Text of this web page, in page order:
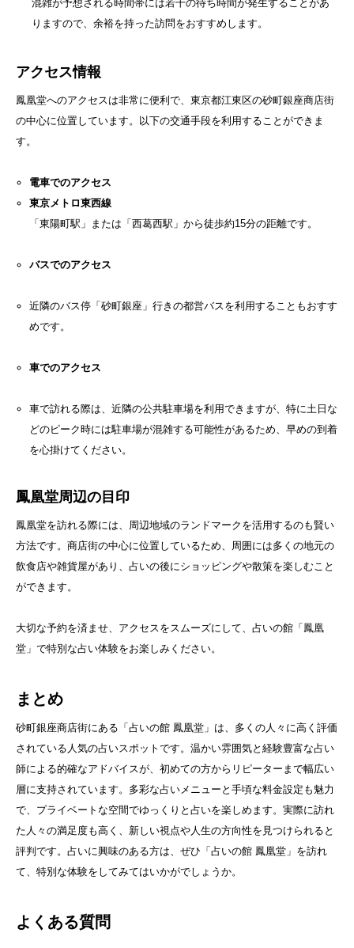
混雑が予想される時間帯には若干の待ち時間が発生することがあ
りますので、余裕を持った訪問をおすすめします。
アクセス情報
鳳凰堂へのアクセスは非常に便利で、東京都江東区の砂町銀座商店街
の中心に位置しています。以下の交通手段を利用することができま
す。
電車でのアクセス
東京メトロ東西線
「東陽町駅」または「西葛西駅」から徒歩約15分の距離です。
バスでのアクセス
近隣のバス停「砂町銀座」行きの都営バスを利用することもおすす
めです。
車でのアクセス
車で訪れる際は、近隣の公共駐車場を利用できますが、特に土日な
どのピーク時には駐車場が混雑する可能性があるため、早めの到着
を心掛けてください。
鳳凰堂周辺の目印
鳳凰堂を訪れる際には、周辺地域のランドマークを活用するのも賢い
方法です。商店街の中心に位置しているため、周囲には多くの地元の
飲食店や雑貨屋があり、占いの後にショッピングや散策を楽しむこと
ができます。
大切な予約を済ませ、アクセスをスムーズにして、占いの館「鳳凰
堂」で特別な占い体験をお楽しみください。
まとめ
砂町銀座商店街にある「占いの館 鳳凰堂」は、多くの人々に高く評価
されている人気の占いスポットです。温かい雰囲気と経験豊富な占い
師による的確なアドバイスが、初めての方からリピーターまで幅広い
層に支持されています。多彩な占いメニューと手頃な料金設定も魅力
で、プライベートな空間でゆっくりと占いを楽しめます。実際に訪れ
た人々の満足度も高く、新しい視点や人生の方向性を見つけられると
評判です。占いに興味のある方は、ぜひ「占いの館 鳳凰堂」を訪れ
て、特別な体験をしてみてはいかがでしょうか。
よくある質問